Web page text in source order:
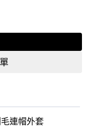
連帽外套